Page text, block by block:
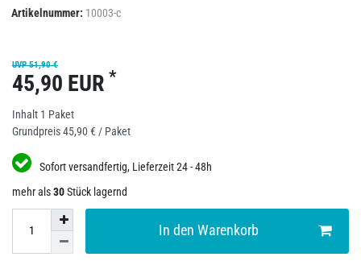
Artikelnummer: 10003-c
UVP 51,90 €
45,90 EUR *
Inhalt 1 Paket
Grundpreis45,90 € / Paket
Sofort versandfertig, Lieferzeit 24 - 48h
mehr als30Stück lagernd
In den Warenkorb